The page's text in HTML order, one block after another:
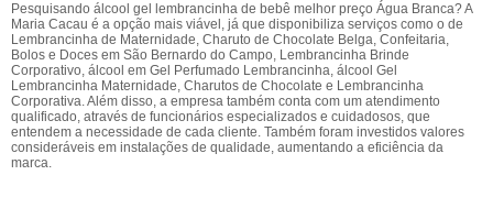
Pesquisando álcool gel lembrancinha de bebê melhor preço Água Branca? A
Maria Cacau é a opção mais viável, já que disponibiliza serviços como o de
Lembrancinha de Maternidade, Charuto de Chocolate Belga, Confeitaria,
Bolos e Doces em São Bernardo do Campo, Lembrancinha Brinde
Corporativo, álcool em Gel Perfumado Lembrancinha, álcool Gel
Lembrancinha Maternidade, Charutos de Chocolate e Lembrancinha
Corporativa. Além disso, a empresa também conta com um atendimento
qualificado, através de funcionários especializados e cuidadosos, que
entendem a necessidade de cada cliente. Também foram investidos valores
consideráveis em instalações de qualidade, aumentando a eficiência da
marca.